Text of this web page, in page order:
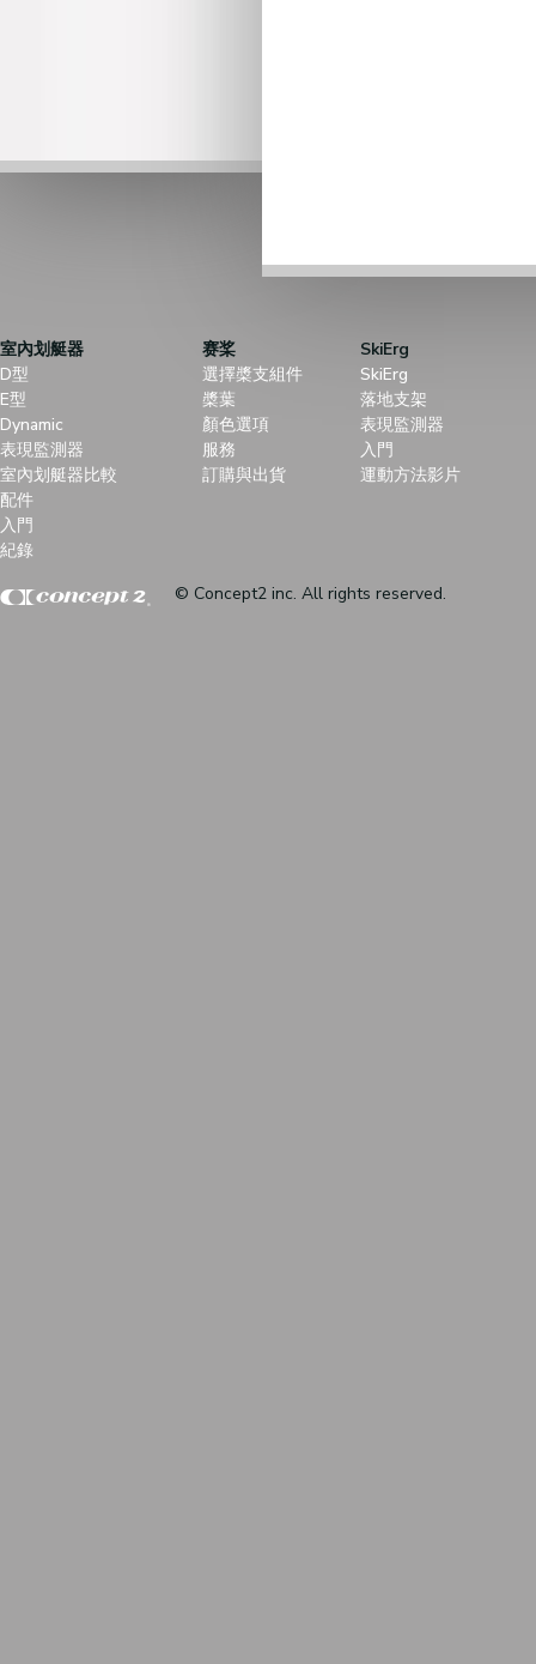
室內划艇器
D型
E型
Dynamic
表現監測器
室內划艇器比較
配件
入門
紀錄
赛桨
選擇槳支組件
槳葉
顏色選項
服務
訂購與出貨
SkiErg
SkiErg
落地支架
表現監測器
入門
運動方法影片
© Concept2 inc. All rights reserved.